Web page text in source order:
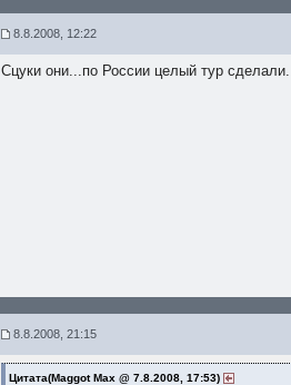
8.8.2008, 12:22
Сцуки они...по России целый тур
8.8.2008, 21:15
Цитата(Maggot Max @ 7.8.2008, 17:53)